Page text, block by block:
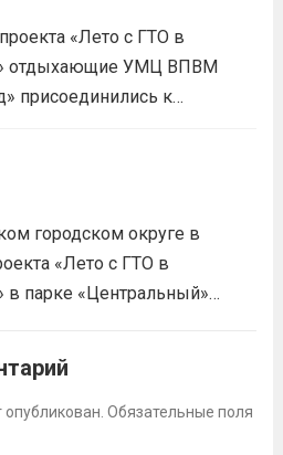
«Лето с ГТО в
отдыхающие УМЦ ВПВМ
присоединились к
не просто проверкой
спорта.Поддерживая друг
и девушки показывают
подтверждая,...
городском округе в
«Лето с ГТО в
в парке «Центральный»
комплекса «Готов к труду
(ГТО)!Все желающие
Обязательные поля